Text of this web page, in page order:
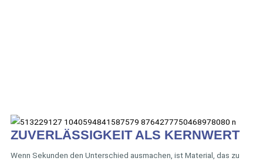
ZUVERLÄSSIGKEIT ALS KERNWERT
Wenn Sekunden den Unterschied ausmachen, ist Material, das zu